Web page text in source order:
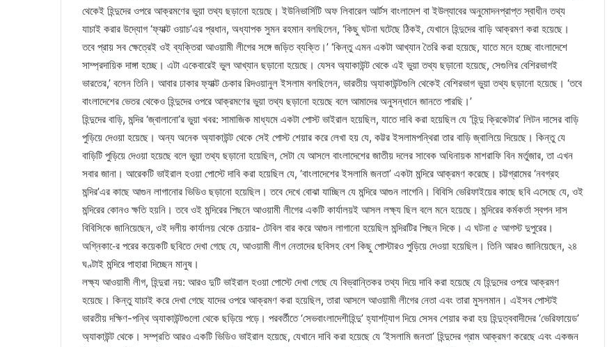
থেকেই হিন্দুদের ওপরে আক্রমণের ভুয়া তথ্য ছড়ানো হয়েছে। ইউনিভার্সিটি অফ লিবারেল আর্টস বাংলাদেশ বা ইউল্যাবের অনুমোদনপ্রাপ্ত স্বাধীন তথ্য
যাচাই করার উদ্যোগ ‘ফ্যাক্ট ওয়াচ’এর প্রধান, অধ্যাপক সুমন রহমান বলছিলেন, ‘কিছু ঘটনা ঘটেছে ঠিকই, যেখানে হিন্দুদের বাড়ি আক্রমণ করা হয়েছে।
তবে প্রায় সব ক্ষেত্রেই ওই ব্যক্তিরা আওয়ামী লীগের সঙ্গে জড়িত ব্যক্তি।’ ‘কিন্তু এমন একটা আখ্যান তৈরি করা হয়েছে, যাতে মনে হচ্ছে বাংলাদেশে
সাম্প্রদায়িক দাঙ্গা হচ্ছে। এটা একেবারেই ভুল আখ্যান ছড়ানো হয়েছে। যেসব অ্যাকাউন্ট থেকে এই ভুয়া তথ্য ছড়ানো হয়েছে, সেগুলির বেশিরভাগই
ভারতের,’ বলেন তিনি। আবার ঢাকার ফ্যাক্ট চেকার রিদওয়ানুল ইসলাম বলছিলেন, ভারতীয় অ্যাকাউন্টগুলি থেকেই বেশিরভাগ ভুয়া তথ্য ছড়ানো হয়েছে। ‘তবে
বাংলাদেশের ভেতর থেকেও হিন্দুদের ওপরে আক্রমণের ভুয়া তথ্য ছড়ানো হয়েছে বলে আমাদের অনুসন্ধানে জানতে পারছি।’
হিন্দুদের বাড়ি, মন্দির ‘জ্বালানো’র ভুয়া খবর: সামাজিক মাধ্যমে একটা পোস্ট ভাইরাল হয়েছিল, যাতে দাবি করা হয়েছিল যে ‘হিন্দু ক্রিকেটার’ লিটন দাসের বাড়ি
পুড়িয়ে দেওয়া হয়েছে। অন্য অনেক অ্যাকাউন্ট থেকে সেই পোস্ট শেয়ার করে লেখা হয় যে, কট্টর ইসলামপন্থিরা তার বাড়ি জ্বালিয়ে দিয়েছে। কিন্তু যে
বাড়িটি পুড়িয়ে দেওয়া হয়েছে বলে ভুয়া তথ্য ছড়ানো হয়েছিল, সেটা যে আসলে বাংলাদেশের জাতীয় দলের সাবেক অধিনায়ক মাশরাফি বিন মর্তুজার, তা এখন
সবার জানা। আরেকটি ভাইরাল হওয়া পোস্টে দাবি করা হয়েছিল যে, ‘বাংলাদেশের ইসলামি জনতা’ একটা মন্দিরে আক্রমণ করেছে। চট্টগ্রামের ‘নবগ্রহ
মন্দির’এর কাছে আগুন লাগানোর ভিডিও ছড়ানো হয়েছিল। তবে দেখে বোঝা যাচ্ছিল যে মন্দিরে আগুন লাগেনি। বিবিসি ভেরিফাইয়ের কাছে ছবি এসেছে যে, ওই
মন্দিরের কোনও ক্ষতি হয়নি। তবে ওই মন্দিরের পিছনে আওয়ামী লীগের একটি কার্যালয়ই আসল লক্ষ্য ছিল বলে মনে হয়েছে। মন্দিরের কর্মকর্তা স্বপন দাস
বিবিসিকে জানিয়েছেন, ওই দলীয় কার্যালয় থেকে চেয়ার- টেবিল বার করে আগুন লাগানো হয়েছিল মন্দিরটির পিছন দিকে। এ ঘটনা ৫ আগস্ট দুপুরের।
অগ্নিকা-ের পরের কয়েকটি ছবিতে দেখা গেছে যে, আওয়ামী লীগ নেতাদের ছবিসহ বেশ কিছু পোস্টারও পুড়িয়ে দেওয়া হয়েছিল। তিনি আরও জানিয়েছেন, ২৪
ঘণ্টাই মন্দিরে পাহারা দিচ্ছেন মানুষ।
লক্ষ্য আওয়ামী লীগ, হিন্দুরা নয়: আরও দুটি ভাইরাল হওয়া পোস্টে দেখা গেছে যে বিভ্রান্তিকর তথ্য দিয়ে দাবি করা হয়েছে যে হিন্দুদের ওপরে আক্রমণ
হয়েছে। কিন্তু যাচাই করে দেখা গেছে যাদের ওপরে আক্রমণ করা হয়েছিল, তারা আসলে আওয়ামী লীগের নেতা এবং তারা মুসলমান। এইসব পোস্টই
ভারতীয় দক্ষিণ-পন্থি অ্যাকাউন্টগুলো থেকে ছড়িয়ে পড়ে। পরবর্তীতে ‘সেভবাংলাদেশীহিন্দু’ হ্যাশট্যাগ দিয়ে সেসব শেয়ার করা হয় হিন্দুত্ববাদীদের ‘ভেরিফায়েড’
অ্যাকাউন্ট থেকে। সম্প্রতি আরও একটি ভিডিও ভাইরাল হয়েছে, যেখানে দাবি করা হয়েছে যে ‘ইসলামি জনতা’ হিন্দুদের গ্রাম আক্রমণ করেছে এবং একজন